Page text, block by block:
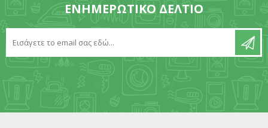
ΕΝΗΜΕΡΩΤΙΚΌ ΔΕΛΤΊΟ